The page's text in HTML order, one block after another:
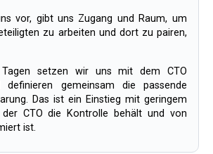
zu arbeiten und dort zu pairen,
definieren gemeinsam die passende
Das ist ein Einstieg mit geringem
CTO die Kontrolle behält und von
ist.